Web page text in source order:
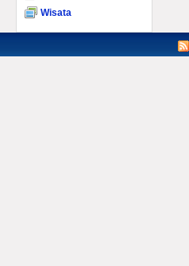
Wisata